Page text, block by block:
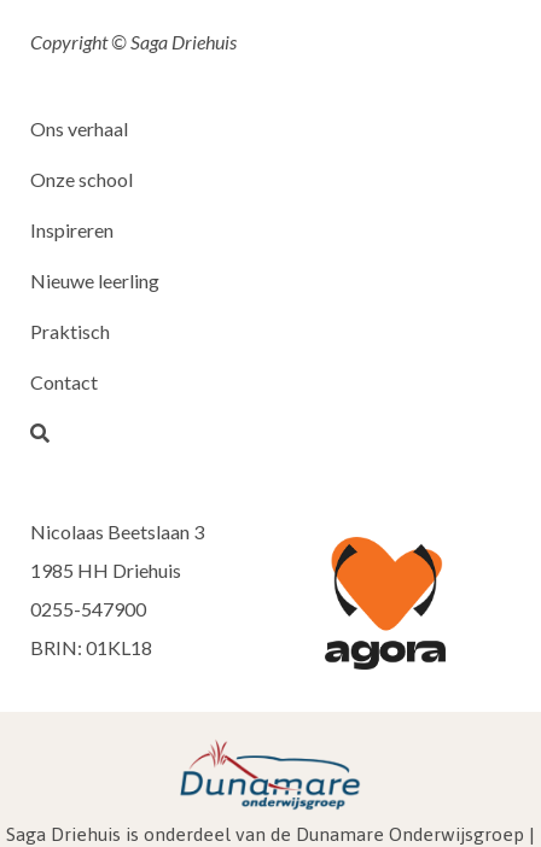
Copyright © Saga Driehuis
Ons verhaal
Onze school
Inspireren
Nieuwe leerling
Praktisch
Contact
Nicolaas Beetslaan 3
1985 HH Driehuis
0255-547900
BRIN: 01KL18
Saga Driehuis is onderdeel van de Dunamare Onderwijsgroep |